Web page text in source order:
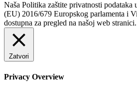
Naša Politika zaštite privatnosti podataka
(EU) 2016/679 Europskog parlamenta i
dostupna za pregled na našoj web stranici.
Zatvori
Privacy Overview